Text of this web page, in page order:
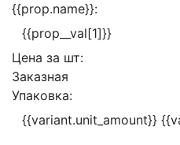
{{prop.name}}:
{{prop__val[1]}}
Цена за шт:
Заказная
Упаковка:
{{variant.unit_amount}}